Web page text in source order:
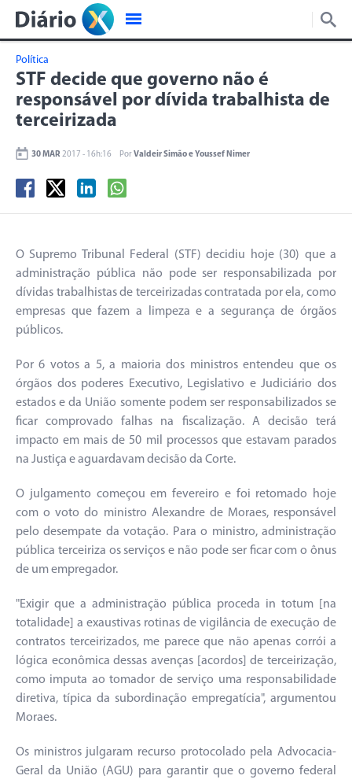
Política
STF decide que governo não é
responsável por dívida trabalhista de
terceirizada
30 MAR 2017 - 16h:16 PorValdeir Simão e Youssef Nimer
O Supremo Tribunal Federal (STF) decidiu hoje (30) que a
administração pública não pode ser responsabilizada por
dívidas trabalhistas de terceirizadas contratada por ela, como
empresas que fazem a limpeza e a segurança de órgãos
públicos.
Por 6 votos a 5, a maioria dos ministros entendeu que os
órgãos dos poderes Executivo, Legislativo e Judiciário dos
estados e da União somente podem ser responsabilizados se
ficar comprovado falhas na fiscalização. A decisão terá
impacto em mais de 50 mil processos que estavam parados
na Justiça e aguardavam decisão da Corte.
O julgamento começou em fevereiro e foi retomado hoje
com o voto do ministro Alexandre de Moraes, responsável
pelo desempate da votação. Para o ministro, administração
pública terceiriza os serviços e não pode ser ficar com o ônus
de um empregador.
"Exigir que a administração pública proceda in totum [na
totalidade] a exaustivas rotinas de vigilância de execução de
contratos terceirizados, me parece que não apenas corrói a
lógica econômica dessas avenças [acordos] de terceirização,
como imputa ao tomador de serviço uma responsabilidade
diretiva, típica da subordinação empregatícia", argumentou
Moraes.
Os ministros julgaram recurso protocolado pela Advocacia-
Geral da União (AGU) para garantir que o governo federal